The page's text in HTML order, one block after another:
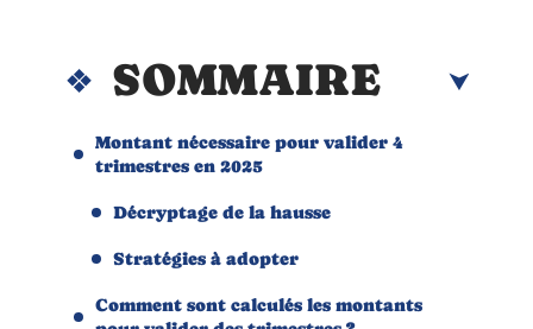
SOMMAIRE
Montant nécessaire pour valider 4
trimestres en 2025
Décryptage de la hausse
Stratégies à adopter
Comment sont calculés les montants